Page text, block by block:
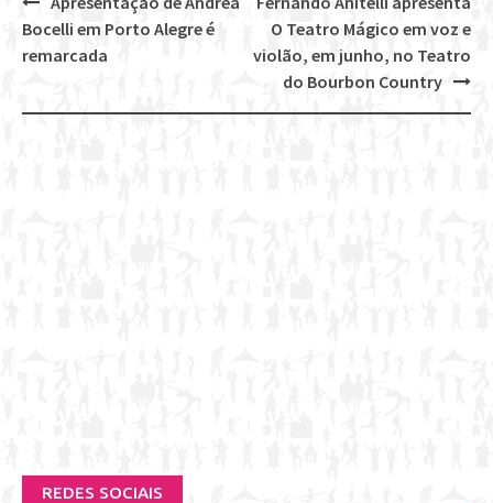
Post
navigation
O Teatro Mágico em voz e
violão, em junho, no Teatro
do Bourbon Country
Bocelli em Porto Alegre é
remarcada
REDES SOCIAIS